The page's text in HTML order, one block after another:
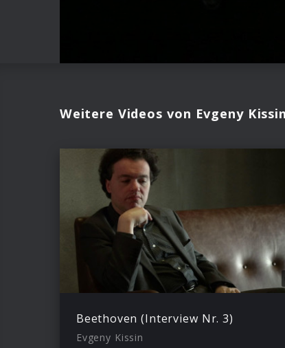
Weitere Videos von Evgeny Kissin
Beethoven (Interview Nr. 3)
Evgeny Kissin